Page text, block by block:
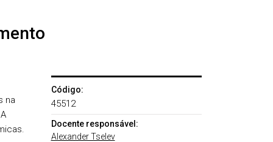
na
Código:
45512
Docente responsável:
Alexander Tselev